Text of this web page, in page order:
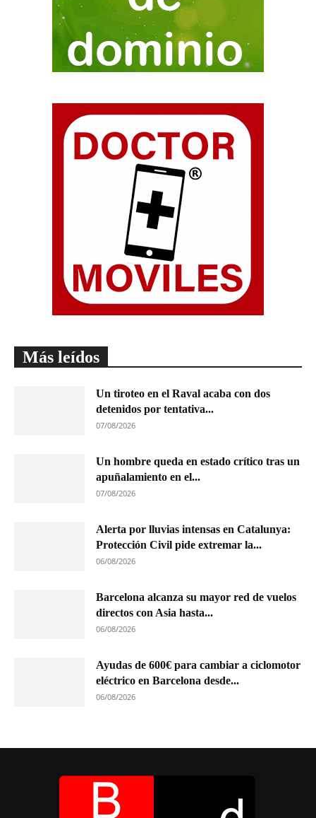
Más leídos
Un tiroteo en el Raval acaba con dos
detenidos por tentativa...
07/08/2026
Un hombre queda en estado crítico tras un
apuñalamiento en el...
07/08/2026
Alerta por lluvias intensas en Catalunya:
Protección Civil pide extremar la...
06/08/2026
Barcelona alcanza su mayor red de vuelos
directos con Asia hasta...
06/08/2026
Ayudas de 600€ para cambiar a ciclomotor
eléctrico en Barcelona desde...
06/08/2026